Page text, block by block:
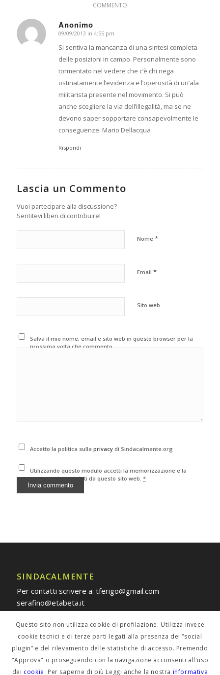
COMMENTO
Anonimo
dice:
09/09/2013 in 4:55 pm
Si sentiva la mancanza di una sintesi completa
delle posizioni in campo. Personalmente sono
tormentato nel vedere che c’è chi nega
ostinatamente l’evidenza e l’operosità di un’ala
militarista presente nel movimento. Si può
anche scegliere la via dell’illegalità, ma se ne
devono saper sopportare consapevolmente le
conseguenze. Mario Dellacqua
Rispondi
Lascia un Commento
Vuoi partecipare alla discussione?
Sentitevi liberi di contribuire!
Nome *
Email *
Sito web
Salva il mio nome, email e sito web in questo browser per la
prossima volta che commento.
Accetto la politica sullaprivacydi Sindacalmente.org
Utilizzando questo modulo accetti la memorizzazione e la
gestione dei tuoi dati da questo sito web.*
SINDACALMENTE
Per contatti scrivere a: tferigo@gmail.com
serafino@etabeta.it
POLICY PRIVACY
Questo sito non utilizza cookie di profilazione. Utilizza invece
cookie tecnici e di terze parti legati alla presenza dei “social
plugin” e del rilevamento delle statistiche di accesso. Premendo
"Approva" o proseguendo con la navigazione acconsenti all'uso
dei cookie. Per saperne di più Leggi anche la nostra informativa